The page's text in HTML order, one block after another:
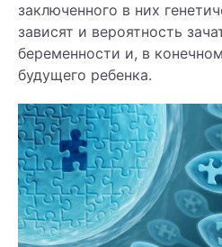
заключенного в них
зависят и вероятность
беременности и, в
будущего ребенка.